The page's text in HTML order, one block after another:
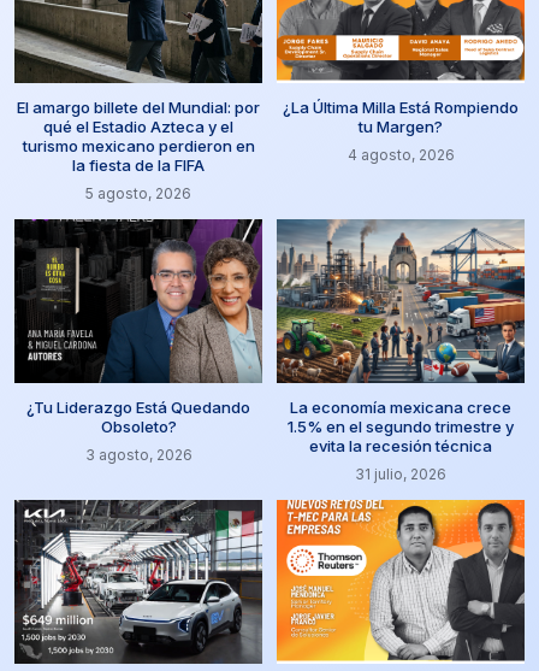
El amargo billete del Mundial: por
qué el Estadio Azteca y el
turismo mexicano perdieron en
la fiesta de la FIFA
5 agosto, 2026
¿La Última Milla Está Rompiendo
tu Margen?
4 agosto, 2026
¿Tu Liderazgo Está Quedando
Obsoleto?
3 agosto, 2026
La economía mexicana crece
1.5% en el segundo trimestre y
evita la recesión técnica
31 julio, 2026